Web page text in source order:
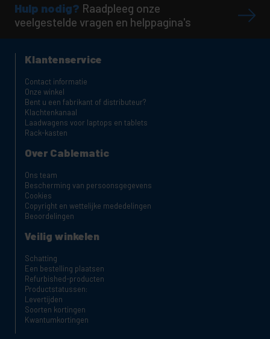
Hulp nodig? Raadpleeg onze
veelgestelde vragen en helppagina's
Klantenservice
Contact informatie
Onze winkel
Bent u een fabrikant of distributeur?
Klachtenkanaal
Laadwagens voor laptops en tablets
Rack-kasten
Over Cablematic
Ons team
Bescherming van persoonsgegevens
Cookies
Copyright en wettelijke mededelingen
Beoordelingen
Veilig winkelen
Schatting
Een bestelling plaatsen
Refurbished-producten
Productstatussen:
Levertijden
Soorten kortingen
Kwantumkortingen